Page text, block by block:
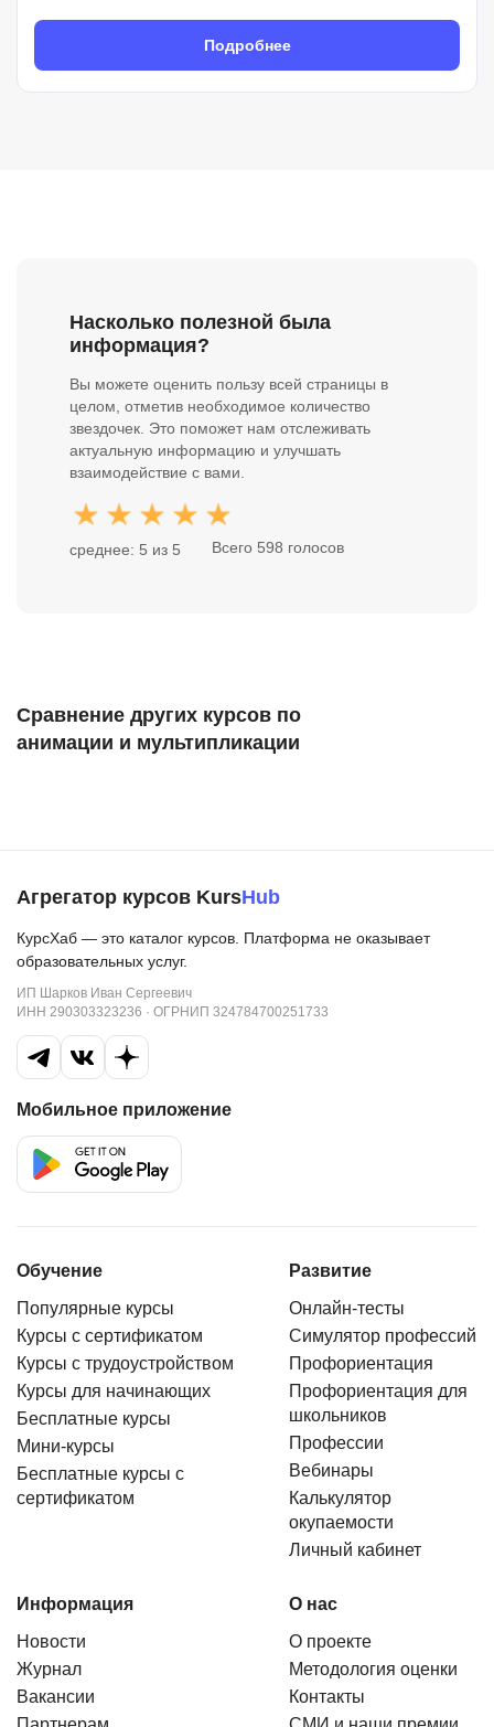
Подробнее
Насколько полезной была
информация?
Вы можете оценить пользу всей страницы в
целом, отметив необходимое количество
звездочек. Это поможет нам отслеживать
актуальную информацию и улучшать
взаимодействие с вами.
среднее: 5 из 5 Всего 598 голосов
Сравнение других курсов по
анимации и мультипликации
Агрегатор курсов KursHub
КурсХаб — это каталог курсов. Платформа не оказывает
образовательных услуг.
ИП Шарков Иван Сергеевич
ИНН 290303323236 · ОГРНИП 324784700251733
Мобильное приложение
Обучение
Популярные курсы
Курсы с сертификатом
Курсы с трудоустройством
Курсы для начинающих
Бесплатные курсы
Мини-курсы
Бесплатные курсы с
сертификатом
Развитие
Онлайн-тесты
Симулятор профессий
Профориентация
Профориентация для
школьников
Профессии
Вебинары
Калькулятор
окупаемости
Личный кабинет
Информация
Новости
Журнал
Вакансии
О нас
О проекте
Методология оценки
Контакты